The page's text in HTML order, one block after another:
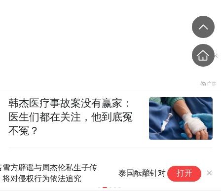
泰国酝酿针对新建汽车工厂推出税收减免 打开
韩杰医疗事故案没有赢家：
医生们都在关注，他到底冤
不冤？